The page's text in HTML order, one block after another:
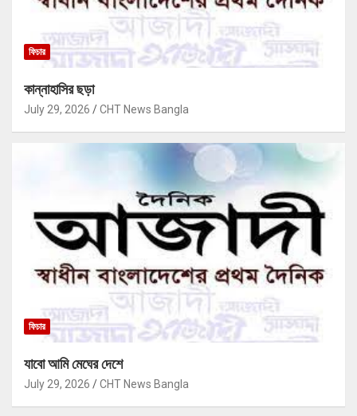
ফিচার
কান্নাহাসির ছড়া
July 29, 2026 CHT News Bangla
ফিচার
যাবো আমি মেঘের দেশে
July 29, 2026 CHT News Bangla